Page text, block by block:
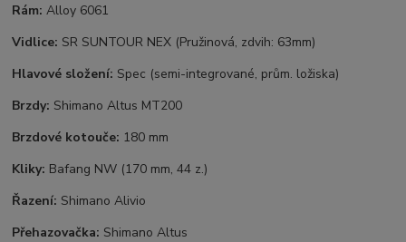
Rám: Alloy 6061
Vidlice: SR SUNTOUR NEX (Pružinová, zdvih: 63mm)
Hlavové složení: Spec (semi-integrované, prům. ložiska)
Brzdy: Shimano Altus MT200
Brzdové kotouče: 180 mm
Kliky: Bafang NW (170 mm, 44 z.)
Řazení: Shimano Alivio
Přehazovačka: Shimano Altus